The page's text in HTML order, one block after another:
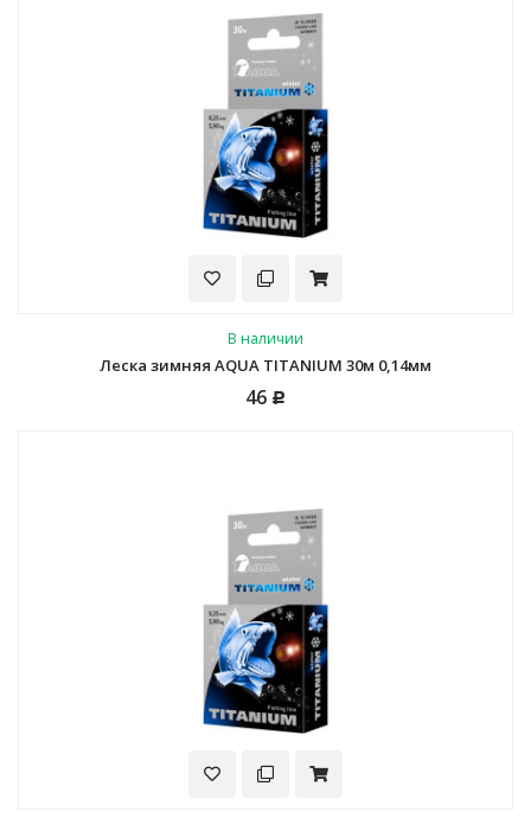
В наличии
Леска зимняя AQUA TITANIUM 30м 0,14мм
46 Р